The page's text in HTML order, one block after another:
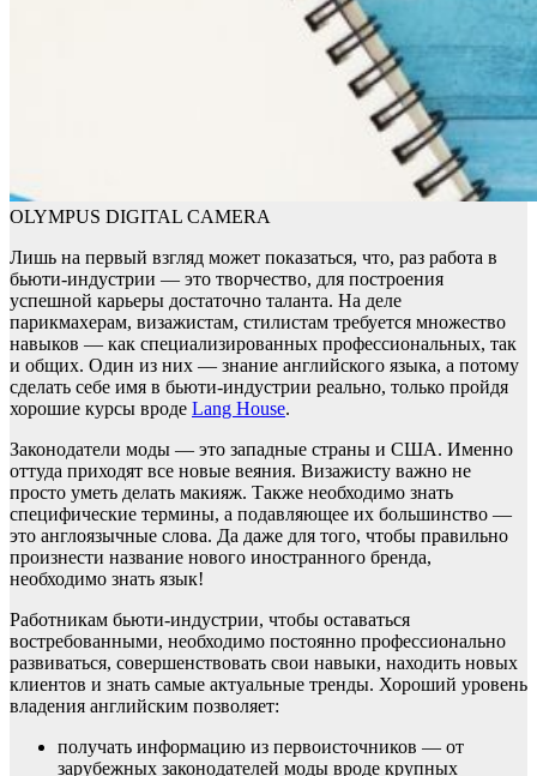
OLYMPUS DIGITAL CAMERA
Лишь на первый взгляд может показаться, что, раз работа в
бьюти-индустрии — это творчество, для построения
успешной карьеры достаточно таланта. На деле
парикмахерам, визажистам, стилистам требуется множество
навыков — как специализированных профессиональных, так
и общих. Один из них — знание английского языка, а потому
сделать себе имя в бьюти-индустрии реально, только пройдя
хорошие курсы вроде Lang House.
Законодатели моды — это западные страны и США. Именно
оттуда приходят все новые веяния. Визажисту важно не
просто уметь делать макияж. Также необходимо знать
специфические термины, а подавляющее их большинство —
это англоязычные слова. Да даже для того, чтобы правильно
произнести название нового иностранного бренда,
необходимо знать язык!
Работникам бьюти-индустрии, чтобы оставаться
востребованными, необходимо постоянно профессионально
развиваться, совершенствовать свои навыки, находить новых
клиентов и знать самые актуальные тренды. Хороший уровень
владения английским позволяет:
получать информацию из первоисточников — от
зарубежных законодателей моды вроде крупных